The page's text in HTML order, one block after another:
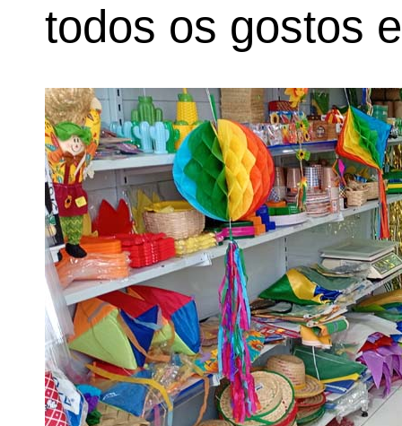
todos os gostos